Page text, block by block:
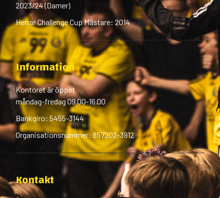
2023/24 (Damer)
Herrar Challenge Cup Mästare: 2014
Information
Kontoret är öppet
måndag-fredag 09.00-16.00
Bankgiro: 5455-3144
Organisationsnummer: 857202-3912
Kontakt